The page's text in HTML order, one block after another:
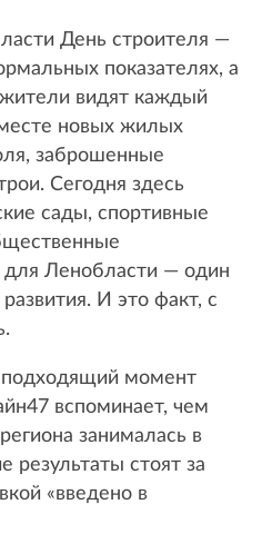
День строителя —
показателях, а
видят каждый
новых жилых
заброшенные
Сегодня здесь
сады, спортивные
для Ленобласти — один
И это факт, с
момент
вспоминает, чем
занималась в
результаты стоят за
«введено в